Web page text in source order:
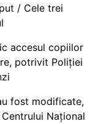
/ Cele trei
accesul copiilor
potrivit Poliției
fost modificate,
Național